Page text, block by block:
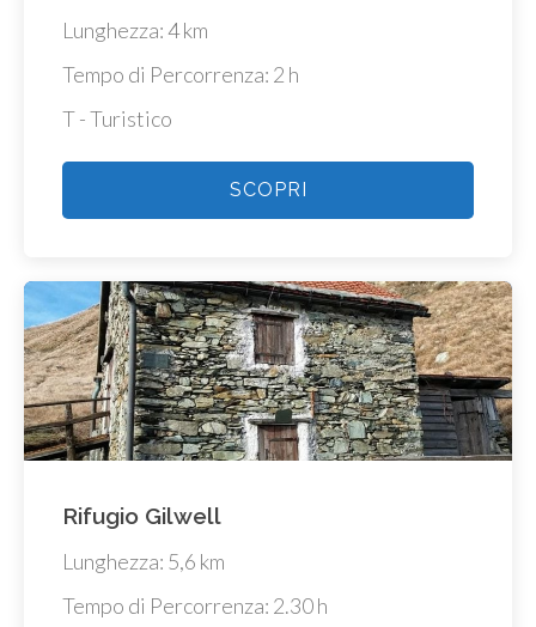
Lunghezza: 4 km
Tempo di Percorrenza: 2 h
T - Turistico
SCOPRI
Rifugio Gilwell
Lunghezza: 5,6 km
Tempo di Percorrenza: 2.30 h